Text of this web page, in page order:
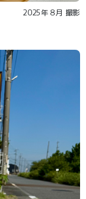
2025年８月 撮影